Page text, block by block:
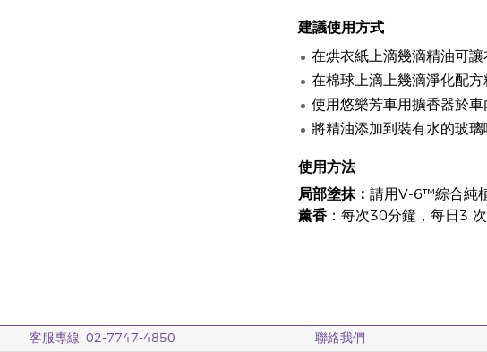
建議使用方式
在烘衣紙上滴幾滴精油可讓
在棉球上滴上幾滴淨化配
使用悠樂芳車用擴香器於車
將精油添加到裝有水的玻璃
使用方法
局部塗抹： 請用V-6™綜合純
薰香：每次30分鐘，每日3 次
客服專線: 02-7747-4850 聯絡我們